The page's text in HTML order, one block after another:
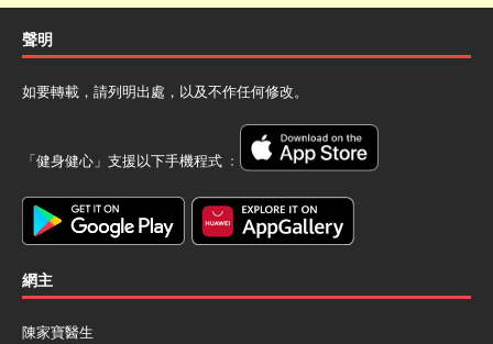
聲明
如要轉載，請列明出處，以及不作任何修改。
「健身健心」支援以下手機程式 ﹕
網主
陳家寶醫生